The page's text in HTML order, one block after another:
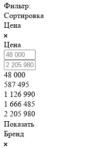
Фильтр:
Сортировка
Цена
Цена
48 000
587 495
1 126 990
1 666 485
2 205 980
Показать
Бренд